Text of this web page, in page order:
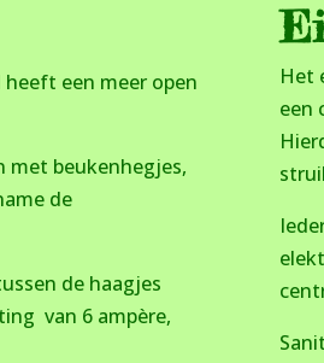
een meer open
met beukenhegjes,
de
de haagjes
van 6 ampère,
Het
een